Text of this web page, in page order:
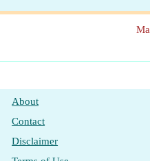
About
Contact
Disclaimer